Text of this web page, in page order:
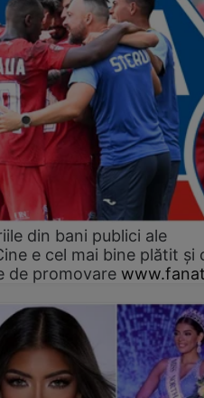
din bani publici ale
e cel mai bine plătit și
de promovare